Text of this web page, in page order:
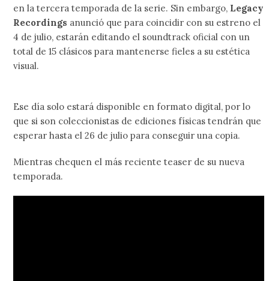
en la tercera temporada de la serie. Sin embargo, Legacy
Recordings anunció que para coincidir con su estreno el
4 de julio, estarán editando el soundtrack oficial con un
total de 15 clásicos para mantenerse fieles a su estética
visual.
Ese día solo estará disponible en formato digital, por lo
que si son coleccionistas de ediciones físicas tendrán que
esperar hasta el 26 de julio para conseguir una copia.
Mientras chequen el más reciente teaser de su nueva
temporada.